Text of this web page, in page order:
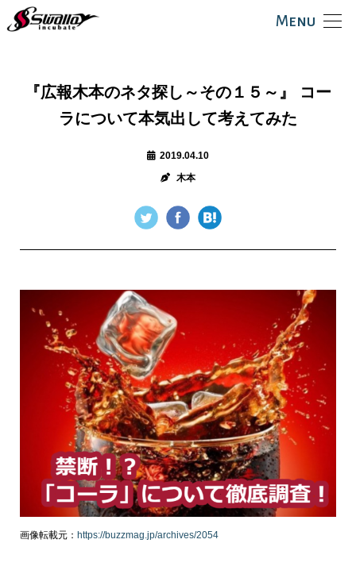
Menu
『広報木本のネタ探し～その１５～』 コー
ラについて本気出して考えてみた
2019.04.10
木本
画像転載元： https://buzzmag.jp/archives/2054